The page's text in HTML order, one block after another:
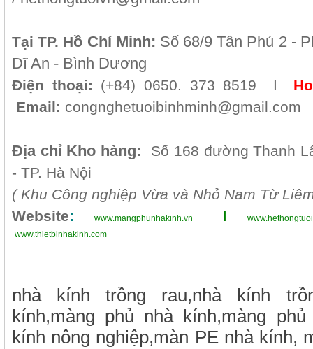
Tại TP. Hồ Chí Minh: Số 68/9 Tân Phú 2 -
Dĩ An - Bình Dương
Điện thoại: (+84) 0650. 373 8519 I
Email: congnghetuoibinhminh@gmail.com
Địa chỉ Kho hàng:
Số 168 đường Thanh
- TP. Hà Nội
( Khu Công nghiệp Vừa và Nhỏ Nam Từ
Website: www.mangphunhakinh.vn I
www.thietbinhakinh.com
nhà kính trồng rau,nhà kính
kính,màng phủ nhà kính,màng
kính nông nghiệp,màn PE nhà kính,